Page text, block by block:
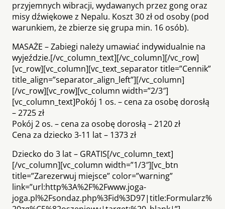
przyjemnych wibracji, wydawanych przez gong oraz
misy dźwiękowe z Nepalu. Koszt 30 zł od osoby (pod
warunkiem, że zbierze się grupa min. 16 osób).
MASAŻE – Zabiegi należy umawiać indywidualnie na
wyjeździe.[/vc_column_text][/vc_column][/vc_row]
[vc_row][vc_column][vc_text_separator title=”Cennik”
title_align=”separator_align_left”][/vc_column]
[/vc_row][vc_row][vc_column width=”2/3″]
[vc_column_text]Pokój 1 os. – cena za osobę dorosłą
– 2725 zł
Pokój 2 os. – cena za osobę dorosłą – 2120 zł
Cena za dziecko 3-11 lat – 1373 zł
Dziecko do 3 lat – GRATIS[/vc_column_text]
[/vc_column][vc_column width=”1/3″][vc_btn
title=”Zarezerwuj miejsce” color=”warning”
link=”url:http%3A%2F%2Fwww.joga-
joga.pl%2Fsondaz.php%3Fid%3D97|title:Formularz%